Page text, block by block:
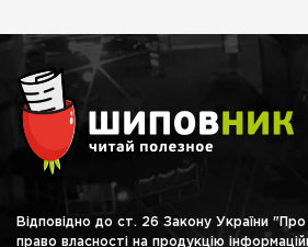
Відповідно до ст. 26 Закону України "Про
право власності на продукцію